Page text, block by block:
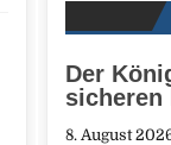
Der
sicheren
8. August